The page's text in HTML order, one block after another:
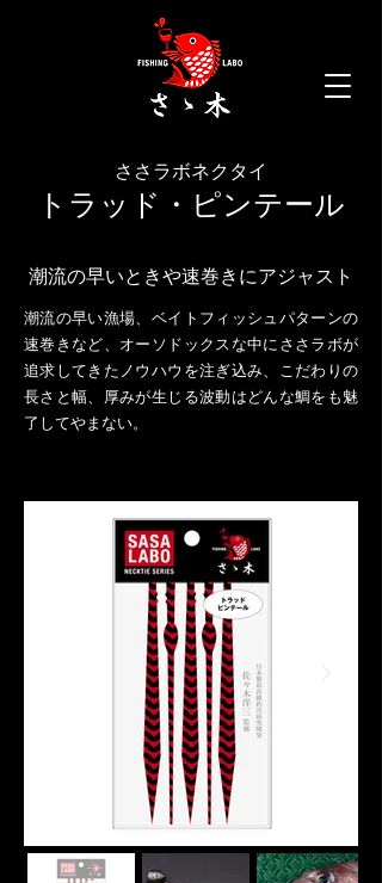
ささラボネクタイ
トラッド・ピンテール
潮流の早いときや速巻きにアジャスト
潮流の早い漁場、ベイトフィッシュパターンの
速巻きなど、オーソドックスな中にささラボが
追求してきたノウハウを注ぎ込み、 こだわりの
長さと幅、厚みが生じる波動はどんな鯛をも魅
了してやまない。